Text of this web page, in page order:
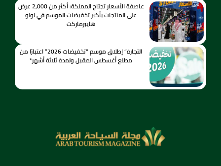
عاصفة الأسعار تجتاح المملكة: أكثر من 2,000 عرض
على المنتجات بأكبر تخفيضات الموسم في لولو
هايبرماركت
التجارة” إطلاق موسم “تخفيضات 2026” اعتبارًا من
مطلع أغسطس المقبل ولمدة ثلاثة أشهر*